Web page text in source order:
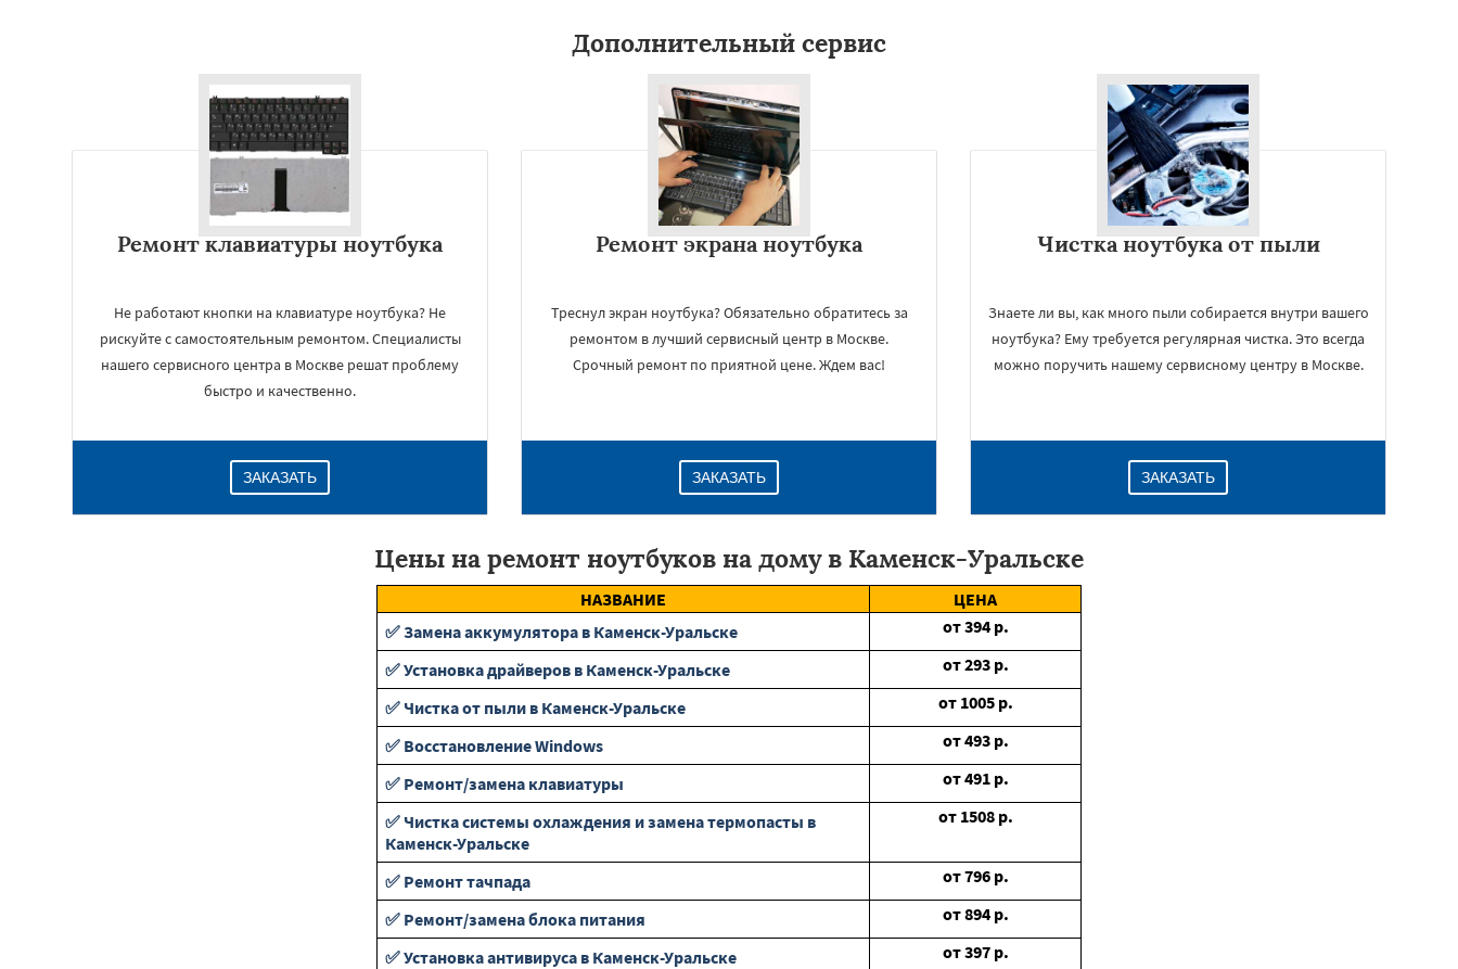
Дополнительный сервис
Ремонт клавиатуры ноутбука
Не работают кнопки на клавиатуре ноутбука? Не
рискуйте с самостоятельным ремонтом. Специалисты
нашего сервисного центра в Москве решат проблему
быстро и качественно.
ЗАКАЗАТЬ
Ремонт экрана ноутбука
Треснул экран ноутбука? Обязательно обратитесь за
ремонтом в лучший сервисный центр в Москве.
Срочный ремонт по приятной цене. Ждем вас!
ЗАКАЗАТЬ
Чистка ноутбука от пыли
Знаете ли вы, как много пыли собирается внутри вашего
ноутбука? Ему требуется регулярная чистка. Это всегда
можно поручить нашему сервисному центру в Москве.
ЗАКАЗАТЬ
Цены на ремонт ноутбуков на дому в Каменск-Уральске
НАЗВАНИЕ
ЦЕНА
✅ Замена аккумулятора в Каменск-Уральске
от394 р.
✅ Установка драйверов в Каменск-Уральске
от293 р.
✅ Чистка от пыли в Каменск-Уральске
от 1005 р.
✅ Восстановление Windows
от493 р.
✅ Ремонт/замена клавиатуры
от491 р.
✅ Чистка системы охлаждения и замена термопасты в
Каменск-Уральске
от 1508 р.
✅ Ремонт тачпада от796 р.
✅ Ремонт/замена блока питания
от894 р.
✅ Установка антивируса в Каменск-Уральске
от397 р.
Даю согласие на обработку персональных данных